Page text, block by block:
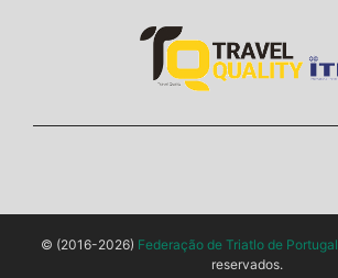
© (2016-2026) Federação de Triatlo de Portugal
reservados.